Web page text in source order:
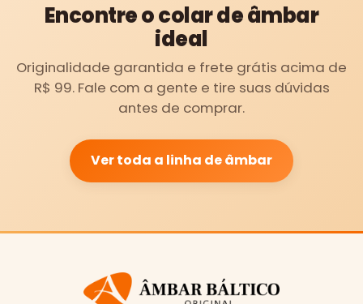
Encontre o colar de âmbar
ideal
Originalidade garantida e frete grátis acima de
R$ 99. Fale com a gente e tire suas dúvidas
antes de comprar.
Ver toda a linha de âmbar